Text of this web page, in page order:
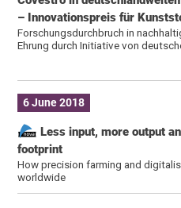
– Innovationspreis für
Forschungsdurchbruch in
Ehrung durch Initiative von
6 June 2018
Less input, more output
footprint
How precision farming and
worldwide